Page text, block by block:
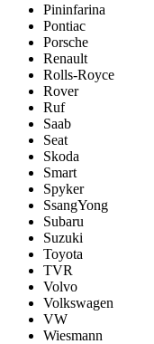
Pininfarina
Pontiac
Porsche
Renault
Rolls-Royce
Rover
Ruf
Saab
Seat
Skoda
Smart
Spyker
SsangYong
Subaru
Suzuki
Toyota
TVR
Volvo
Volkswagen
VW
Wiesmann